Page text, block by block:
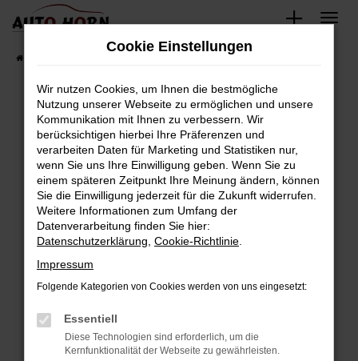
Zum
springen
Fahrzeugbestand
Fehler: Network Error
Beim Laden ist ein Fehler aufgetreten.
Hier sind ein paar Tipps, die dir helfen können:
Überprüfe deine Firewall und deine
Internetverbindung.
Laden andere Webseiten, zum Beispiel deine
Suchmaschine?
Prüfe deine Browsererweiterungen.
können das Laden bestimmter Seiten
verhindern. Funktioniert die Seite in einem
anderen Browser oder in einem privaten
Cookie Einstellungen
Wir nutzen Cookies, um Ihnen die bestmögliche
Nutzung unserer Webseite zu ermöglichen und unsere
Kommunikation mit Ihnen zu verbessern. Wir
berücksichtigen hierbei Ihre Präferenzen und
verarbeiten Daten für Marketing und Statistiken nur,
wenn Sie uns Ihre Einwilligung geben. Wenn Sie zu
einem späteren Zeitpunkt Ihre Meinung ändern, können
Sie die Einwilligung jederzeit für die Zukunft widerrufen.
Weitere Informationen zum Umfang der
Datenverarbeitung finden Sie hier:
Datenschutzerklärung Cookie-Richtlinie
Impressum
Folgende Kategorien von Cookies werden von uns eingesetzt:
Essentiell
Diese Technologien sind erforderlich, um die
Kernfunktionalität der Webseite zu gewährleisten.